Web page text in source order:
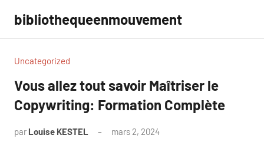
contenu
bibliothequeenmouvement
Uncategorized
Vous allez tout savoir Maîtriser le
Copywriting: Formation Complète
par Louise KESTEL mars 2, 2024